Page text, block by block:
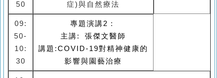
50
症)與自然療法
09:
50-
10:
30
專題演講2：
主講: 張傑文醫師
講題:COVID-19對精神健康的
影響與園藝治療